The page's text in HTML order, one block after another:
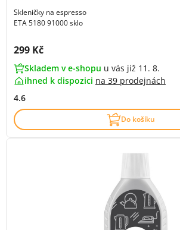
Skleničky na espresso
ETA 5180 91000 sklo
Cena s DPH:
299 Kč
Skladem v e-shopu u vás již 11. 8.
ihned k dispozici na 39 prodejnách
4.6
Do košíku